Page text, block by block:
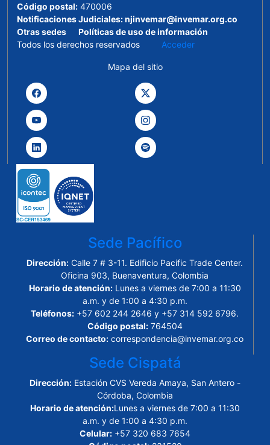
Código postal: 470006
Notificaciones Judiciales:njinvemar@invemar.org.co
Otras sedes
Políticas de uso de información
Todos los derechos reservados Acceder
Mapa del sitio
Sede Pacífico
Dirección: Calle 7 # 3-11. Edificio Pacific Trade Center.
Oficina 903, Buenaventura, Colombia
Horario de atención:Lunes a viernes de 7:00 a 11:30
a.m. y de 1:00 a 4:30 p.m.
Teléfonos: +57 602 244 2646 y +57 314 592 6796.
Código postal:764504
Correo de contacto: correspondencia@invemar.org.co
Sede Cispatá
Dirección: Estación CVS Vereda Amaya, San Antero -
Córdoba, Colombia
Horario de atención:Lunes a viernes de 7:00 a 11:30
a.m. y de 1:00 a 4:30 p.m.
Celular: +57 320 683 7654